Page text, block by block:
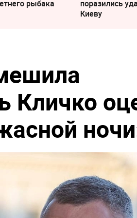
рыбака
поразились
Киеву
Кличко